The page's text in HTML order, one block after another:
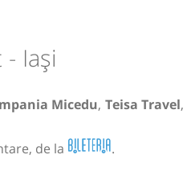
Iași
Micedu, Teisa Travel,
de la
.